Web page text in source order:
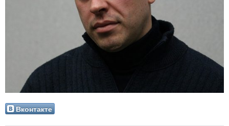
Вконтакте